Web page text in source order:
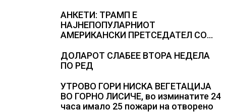
АНКЕТИ: ТРАМП Е
НАЈНЕПОПУЛАРНИОТ
АМЕРИКАНСКИ ПРЕТСЕДАТЕЛ СО
резултатите од последните анкети
ДОЛАРОТ СЛАБЕЕ ВТОРА НЕДЕЛА
ПО РЕД
УТРОВО ГОРИ НИСКА ВЕГЕТАЦИЈА
ВО ГОРНО ЛИСИЧЕ, во изминатите 24
часа имало 25 пожари на отворено